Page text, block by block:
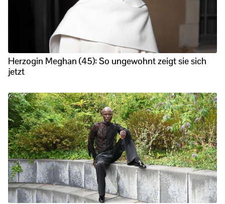
Herzogin Meghan (45): So ungewohnt zeigt sie sich
jetzt